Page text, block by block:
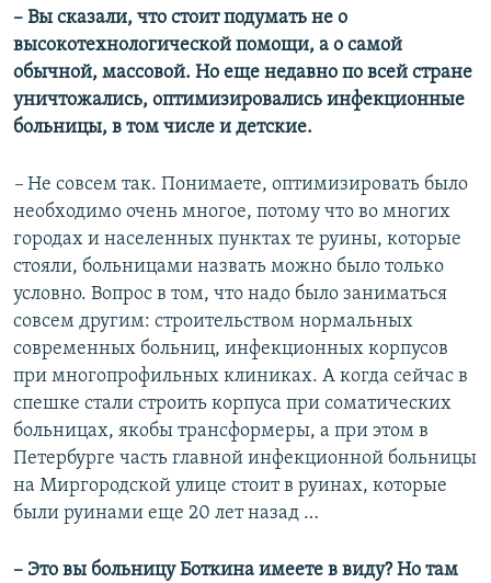
– Вы сказали, что стоит подумать не о
высокотехнологической помощи, а о самой
обычной, массовой. Но еще недавно по всей стране
уничтожались, оптимизировались инфекционные
больницы, в том числе и детские.
– Не совсем так. Понимаете, оптимизировать было
необходимо очень многое, потому что во многих
городах и населенных пунктах те руины, которые
стояли, больницами назвать можно было только
условно. Вопрос в том, что надо было заниматься
совсем другим: строительством нормальных
современных больниц, инфекционных корпусов
при многопрофильных клиниках. А когда сейчас в
спешке стали строить корпуса при соматических
больницах, якобы трансформеры, а при этом в
Петербурге часть главной инфекционной больницы
на Миргородской улице стоит в руинах, которые
были руинами еще 20 лет назад …
– Это вы больницу Боткина имеете в виду? Но там